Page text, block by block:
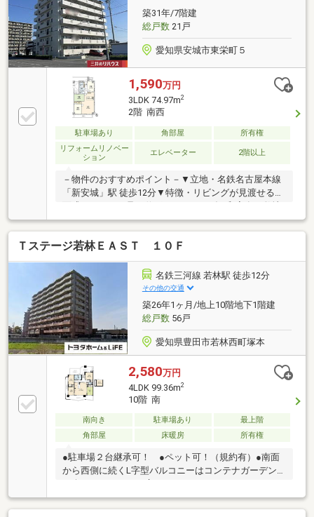
築31年/7階建
総戸数21戸
愛知県安城市東栄町５
1,590万円
3LDK 74.97m2
2階 南西
駐車場あり 角部屋
所有権
リフォームリノベー
ション
エレベーター 2階以上
－物件のおすすめポイント－▼立地・名鉄名古屋本線
「新安城」駅 徒歩12分▼特徴・リビングが見渡せる対
内駐車場1台利用可能(車種による)▼2015年室内リフォ
ーム履歴【交換】給湯器、浴室 他【その他】クロス貼
替 他▼周辺環境・スーパー「ピアゴ東栄店」徒歩6分
(約410m)・ファミリーマート安城東栄町店 徒歩4分(約
310m)※管理費等の改定予定／2026年に修繕積立金増
額検討(詳細未定)■ ご希望の住まい探しをお手伝いし
ます ━━━━━・・・物件の詳細・ご相談はお気軽に
お問い合わせください。
Ｔステージ若林ＥＡＳＴ １０Ｆ
名鉄三河線 若林駅 徒歩12分
その他の交通
築26年1ヶ月/地上10階地下1階建
総戸数56戸
愛知県豊田市若林西町塚本
2,580万円
4LDK 99.36m2
10階 南
南向き 駐車場あり
最上階
角部屋
床暖房 所有権
●駐車場２台継承可！ ●ペット可！（規約有）●南面
から西側に続くL字型バルコニーはコンテナガーデン
も楽しめるゆとりの広さ！●ルーフバルコニーでは日
光浴やホームパーティなども楽しめます。●LDK天井は
勾配天井～トップライトにより天井が高く広々とした